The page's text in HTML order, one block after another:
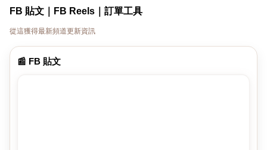
FB 貼文｜FB Reels｜訂單工具
從這獲得最新頻道更新資訊
📰 FB 貼文